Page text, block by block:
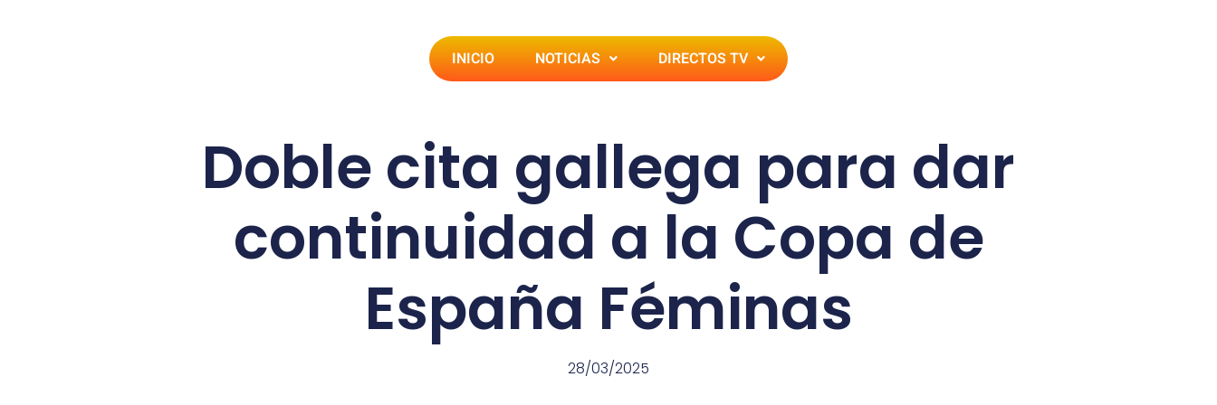
INICIO NOTICIAS DIRECTOS TV
Doble cita gallega para dar
continuidad a la Copa de
España Féminas
28/03/2025